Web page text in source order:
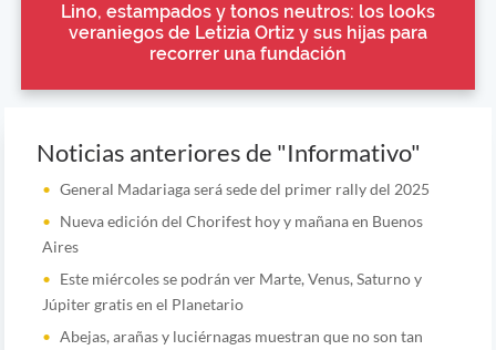
Lino, estampados y tonos neutros: los looks
veraniegos de Letizia Ortiz y sus hijas para
recorrer una fundación
Noticias anteriores de "Informativo"
General Madariaga será sede del primer rally del 2025
Nueva edición del Chorifest hoy y mañana en Buenos
Aires
Este miércoles se podrán ver Marte, Venus, Saturno y
Júpiter gratis en el Planetario
Abejas, arañas y luciérnagas muestran que no son tan